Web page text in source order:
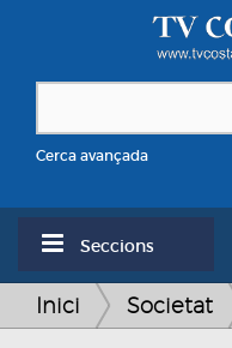
Cerca avançada
Seccions
Inici Societat